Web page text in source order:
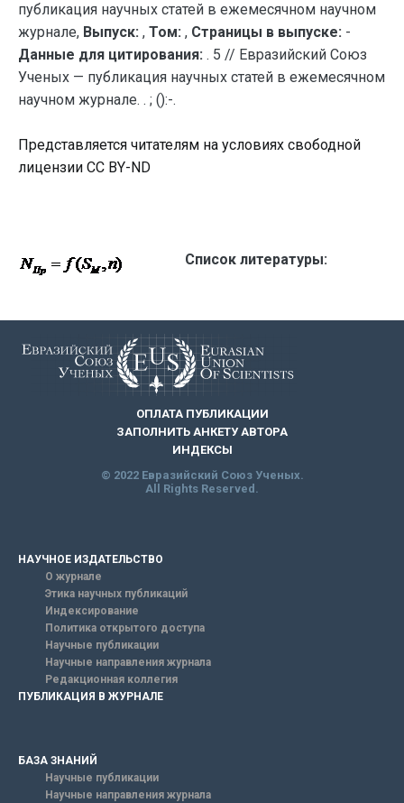
публикация научных статей в ежемесячном научном
журнале, Выпуск: , Том: , Страницы в выпуске: -
Данные для цитирования: . 5 // Евразийский Союз
Ученых — публикация научных статей в ежемесячном
научном журнале. . ; ():-.
Представляется читателям на условиях свободной
лицензии CC BY-ND
Список литературы:
ОПЛАТА ПУБЛИКАЦИИ
ЗАПОЛНИТЬ АНКЕТУ АВТОРА
ИНДЕКСЫ
© 2022 Евразийский Союз Ученых.
All Rights Reserved.
НАУЧНОЕ ИЗДАТЕЛЬСТВО
О журнале
Этика научных публикаций
Индексирование
Политика открытого доступа
Научные публикации
Научные направления журнала
Редакционная коллегия
ПУБЛИКАЦИЯ В ЖУРНАЛЕ
БАЗА ЗНАНИЙ
Научные публикации
Научные направления журнала